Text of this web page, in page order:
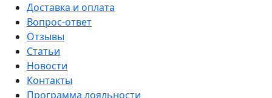
Доставка и оплата
Вопрос-ответ
Отзывы
Статьи
Новости
Контакты
Программа лояльности